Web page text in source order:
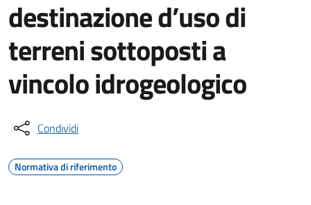
destinazione d’uso di
terreni sottoposti a
vincolo idrogeologico
Condividi
Normativa di riferimento